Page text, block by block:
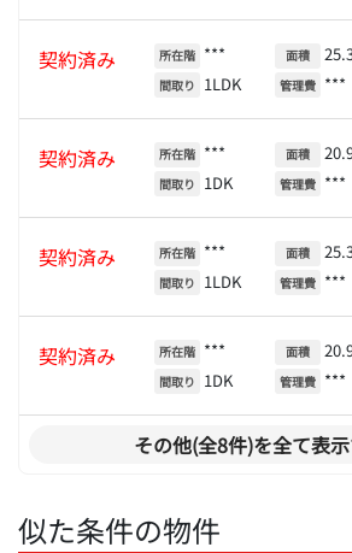
契約済み 所在階 ***
間取り 1LDK
面積
管理費 ***
契約済み 所在階 ***
間取り 1DK
面積
管理費 ***
契約済み 所在階 ***
間取り 1LDK
面積
管理費 ***
契約済み 所在階 ***
間取り 1DK
面積
管理費 ***
その他(全8件)を全て表
似た条件の物件